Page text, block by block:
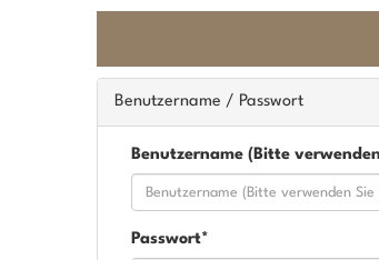
Benutzername / Passwort
Benutzername (Bitte
Passwort*